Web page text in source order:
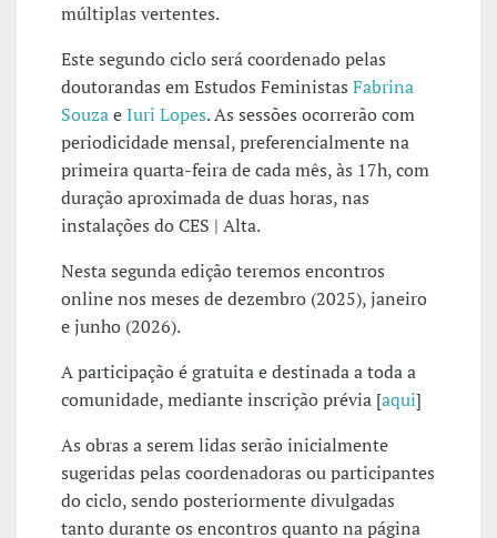
múltiplas vertentes.
Este segundo ciclo será coordenado pelas
doutorandas em Estudos Feministas Fabrina
Souzae Iuri Lopes. As sessões ocorrerão com
periodicidade mensal, preferencialmente na
primeira quarta-feira de cada mês, às 17h, com
duração aproximada de duas horas, nas
instalações do CES | Alta.
Nesta segunda edição teremos encontros
online nos meses de dezembro (2025), janeiro
e junho (2026).
A participação é gratuita e destinada a toda a
comunidade, mediante inscrição prévia [aqui]
As obras a serem lidas serão inicialmente
sugeridas pelas coordenadoras ou participantes
do ciclo, sendo posteriormente divulgadas
tanto durante os encontros quanto na página